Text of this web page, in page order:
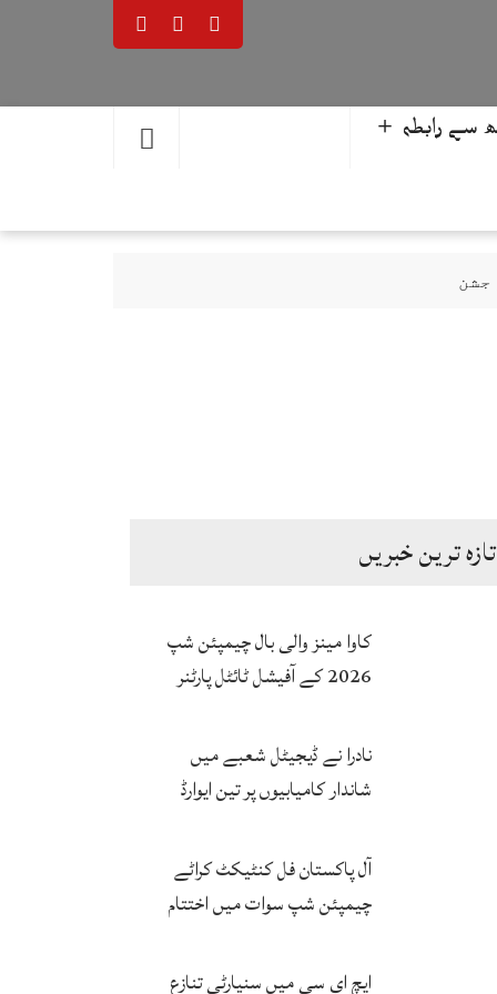
سے رابطہ ＋
سینٹورس اسلام آباد کے درمیان
تازہ ترین خبریں
کاوا مینز والی بال چیمپئن شپ
2026 کے آفیشل ٹائٹل پارٹنر
فتح پر جشن
نادرا نے ڈیجیٹل شعبے میں
شاندار کامیابیوں پر تین ایوارڈ
آل پاکستان فل کنٹیکٹ کراٹے
چیمپئن شپ سوات میں اختتام
ایچ ای سی میں سنیارٹی تنازع